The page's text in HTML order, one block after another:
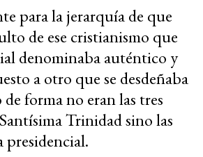
para la jerarquía de que
de ese cristianismo que
denominaba auténtico y
a otro que se desdeñaba
forma no eran las tres
Trinidad sino las
presidencial.